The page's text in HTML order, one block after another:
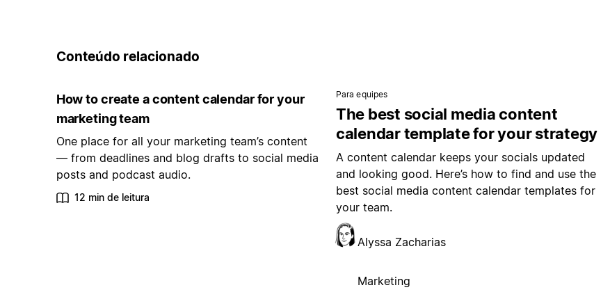
Conteúdo relacionado
How to create a content calendar for your
marketing team
One place for all your marketing team’s content
— from deadlines and blog drafts to social media
posts and podcast audio.
12 min de leitura
Para equipes
The best social media content
calendar template for your strategy
A content calendar keeps your socials updated
and looking good. Here’s how to find and use the
best social media content calendar templates for
your team.
Alyssa Zacharias
Marketing